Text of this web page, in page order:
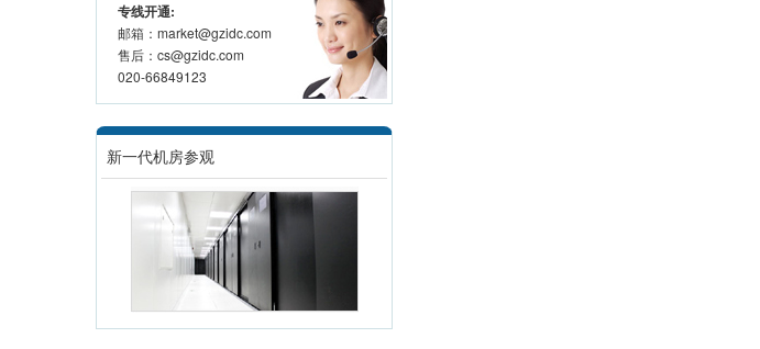
专线开通:
邮箱：market@gzidc.com
售后：cs@gzidc.com
020-66849123
新一代机房参观